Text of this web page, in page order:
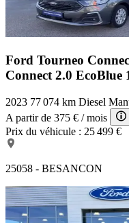
Ford Tourneo
Connect 2.0
2023 77 074 km Diesel
A partir de 375 € / mois
Prix du véhicule : 25 499 €
25058 - BESANCON